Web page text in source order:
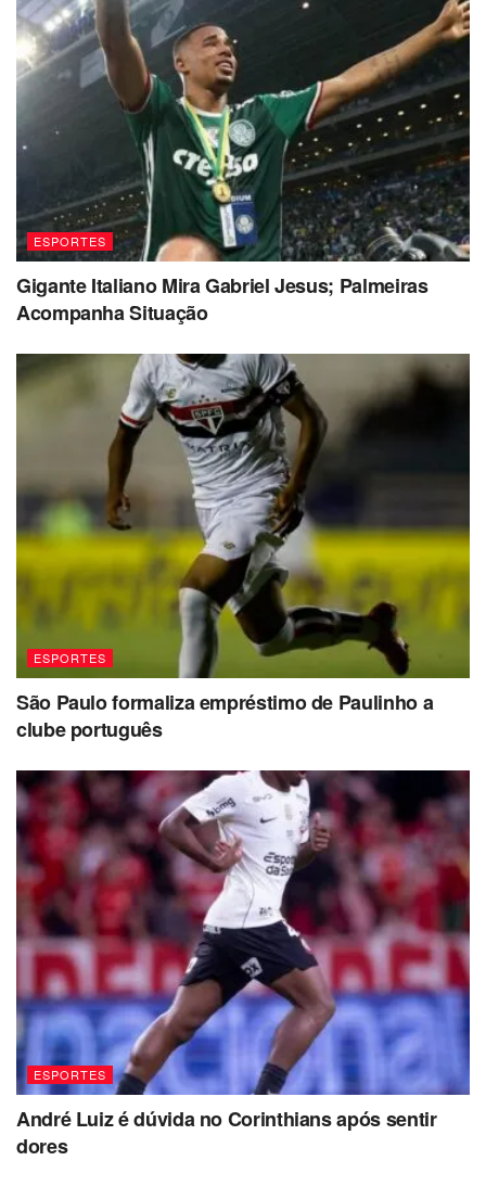
ESPORTES
Gigante Italiano Mira Gabriel Jesus; Palmeiras
Acompanha Situação
ESPORTES
São Paulo formaliza empréstimo de Paulinho a
clube português
ESPORTES
André Luiz é dúvida no Corinthians após sentir
dores